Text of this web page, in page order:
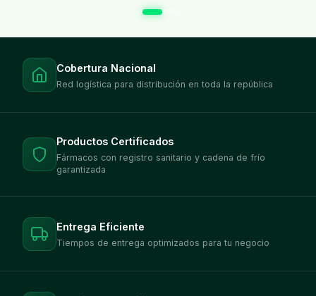
Cobertura Nacional
Red logística para distribución en toda la república
Productos Certificados
Fármacos con registro sanitario y cadena de frío
garantizada
Entrega Eficiente
Tiempos de entrega optimizados para tu negocio